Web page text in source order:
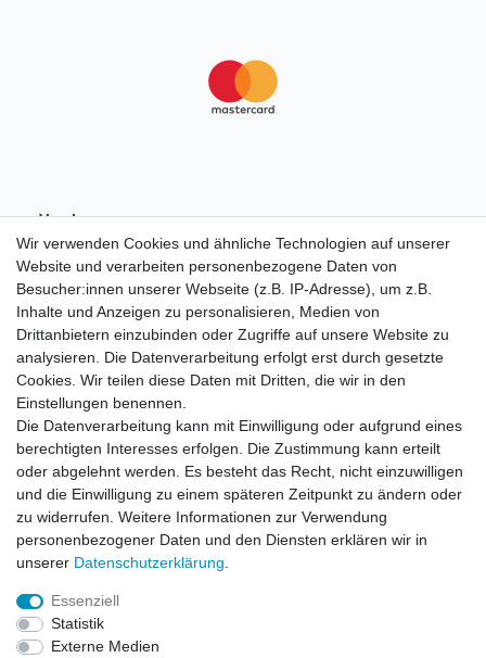
Vorab-
Überweisung
Wir verwenden Cookies und ähnliche Technologien auf unserer
Website und verarbeiten personenbezogene Daten von
Besucher:innen unserer Webseite (z.B. IP-Adresse), um z.B.
Inhalte und Anzeigen zu personalisieren, Medien von
Drittanbietern einzubinden oder Zugriffe auf unsere Website zu
analysieren. Die Datenverarbeitung erfolgt erst durch gesetzte
Cookies. Wir teilen diese Daten mit Dritten, die wir in den
Einstellungen benennen.
Die Datenverarbeitung kann mit Einwilligung oder aufgrund eines
berechtigten Interesses erfolgen. Die Zustimmung kann erteilt
oder abgelehnt werden. Es besteht das Recht, nicht einzuwilligen
und die Einwilligung zu einem späteren Zeitpunkt zu ändern oder
zu widerrufen. Weitere Informationen zur Verwendung
personenbezogener Daten und den Diensten erklären wir in
unserer Daten­schutz­erklärung
Essenziell
Statistik
Externe Medien